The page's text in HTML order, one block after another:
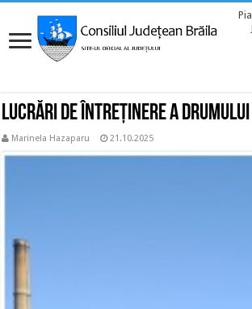
Lucrări de întreținere a drumului
Marinela Hazaparu 21.10.2025